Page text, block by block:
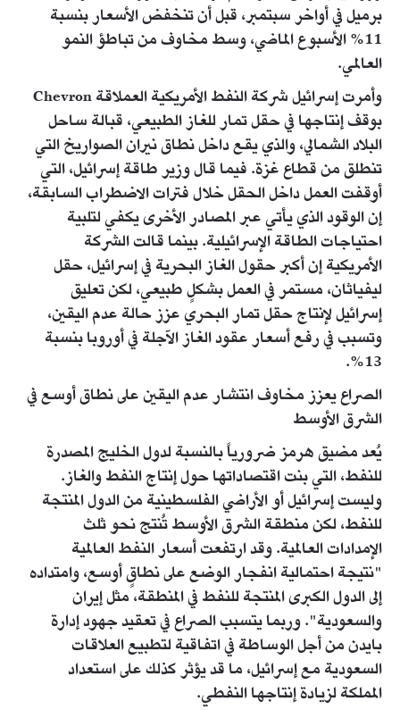
برميل في أواخر سبتمبر، قبل أن تنخفض الأسعار بنسبة
11% الأسبوع الماضي، وسط مخاوف من تباطؤ النمو
العالمي.
وأمرت إسرائيل شركة النفط الأمريكية العملاقة Chevron
بوقف إنتاجها في حقل تمار للغاز الطبيعي، قبالة ساحل
البلاد الشمالي، والذي يقع داخل نطاق نيران الصواريخ التي
تنطلق من قطاع غزة. فيما قال وزير طاقة إسرائيل، التي
أوقفت العمل داخل الحقل خلال فترات الاضطراب السابقة،
إن الوقود الذي يأتي عبر المصادر الأخرى يكفي لتلبية
احتياجات الطاقة الإسرائيلية. بينما قالت الشركة
الأمريكية إن أكبر حقول الغاز البحرية في إسرائيل، حقل
ليفياثان، مستمر في العمل بشكلٍ طبيعي، لكن تعليق
إسرائيل لإنتاج حقل تمار البحري عزز حالة عدم اليقين،
وتسبب في رفع أسعار عقود الغاز الآجلة في أوروبا بنسبة
13%.
الصراع يعزز مخاوف انتشار عدم اليقين على نطاق أوسع في
الشرق الأوسط
يُعد مضيق هرمز ضرورياً بالنسبة لدول الخليج المصدرة
للنفط، التي بنت اقتصاداتها حول إنتاج النفط والغاز.
وليست إسرائيل أو الأراضي الفلسطينية من الدول المنتجة
للنفط، لكن منطقة الشرق الأوسط تُنتج نحو ثلث
الإمدادات العالمية. وقد ارتفعت أسعار النفط العالمية
"نتيجة احتمالية انفجار الوضع على نطاقٍ أوسع، وامتداده
إلى الدول الكبرى المنتجة للنفط في المنطقة، مثل إيران
والسعودية". وربما يتسبب الصراع في تعقيد جهود إدارة
بايدن من أجل الوساطة في اتفاقية لتطبيع العلاقات
السعودية مع إسرائيل، ما قد يؤثر كذلك على استعداد
المملكة لزيادة إنتاجها النفطي.